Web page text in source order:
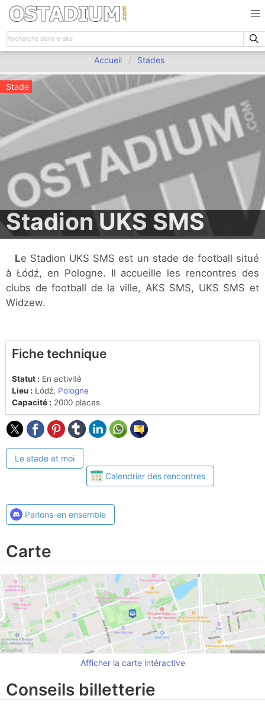
Accueil Stades
Stade
Stadion UKS SMS
Le Stadion UKS SMS est un stade de football situé
à Łódź, en Pologne. Il accueille les rencontres des
clubs de football de la ville, AKS SMS, UKS SMS et
Widzew.
Fiche technique
Statut : En activité
Lieu : Łódź, Pologne
Capacité : 2000 places
Le stade et moi
Calendrier des rencontres
Parlons-en ensemble
Carte
Afficher la carte intéractive
Conseils billetterie